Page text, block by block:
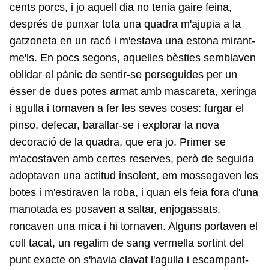
cents porcs, i jo aquell dia no tenia gaire feina,
després de punxar tota una quadra m'ajupia a la
gatzoneta en un racó i m'estava una estona mirant-
me'ls. En pocs segons, aquelles bèsties semblaven
oblidar el pànic de sentir-se perseguides per un
ésser de dues potes armat amb mascareta, xeringa
i agulla i tornaven a fer les seves coses: furgar el
pinso, defecar, barallar-se i explorar la nova
decoració de la quadra, que era jo. Primer se
m'acostaven amb certes reserves, però de seguida
adoptaven una actitud insolent, em mossegaven les
botes i m'estiraven la roba, i quan els feia fora d'una
manotada es posaven a saltar, enjogassats,
roncaven una mica i hi tornaven. Alguns portaven el
coll tacat, un regalim de sang vermella sortint del
punt exacte on s'havia clavat l'agulla i escampant-